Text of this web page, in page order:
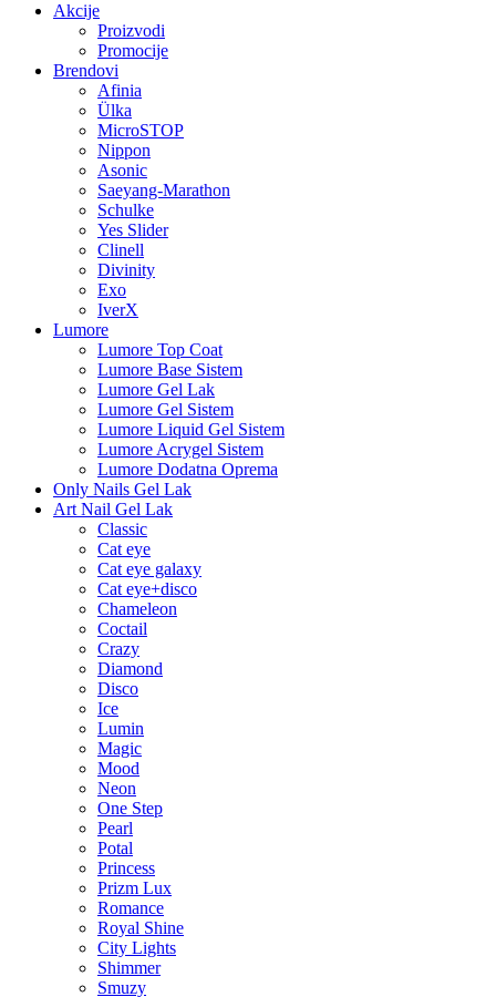
Akcije
Proizvodi
Promocije
Brendovi
Afinia
Ülka
MicroSTOP
Nippon
Asonic
Saeyang-Marathon
Schulke
Yes Slider
Clinell
Divinity
Exo
IverX
Lumore
Lumore Top Coat
Lumore Base Sistem
Lumore Gel Lak
Lumore Gel Sistem
Lumore Liquid Gel Sistem
Lumore Acrygel Sistem
Lumore Dodatna Oprema
Only Nails Gel Lak
Art Nail Gel Lak
Classic
Cat eye
Cat eye galaxy
Cat eye+disco
Chameleon
Coctail
Crazy
Diamond
Disco
Ice
Lumin
Magic
Mood
Neon
One Step
Pearl
Potal
Princess
Prizm Lux
Romance
Royal Shine
City Lights
Shimmer
Smuzy